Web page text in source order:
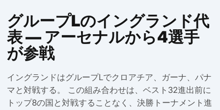
グループLのイングランド代
表 — アーセナルから4選手
が参戦
イングランドはグループLでクロアチア、ガーナ、パナ
マと対戦する。 この組み合わせは、ベスト32進出前に
トップ8の国と対戦することなく、決勝トーナメント進